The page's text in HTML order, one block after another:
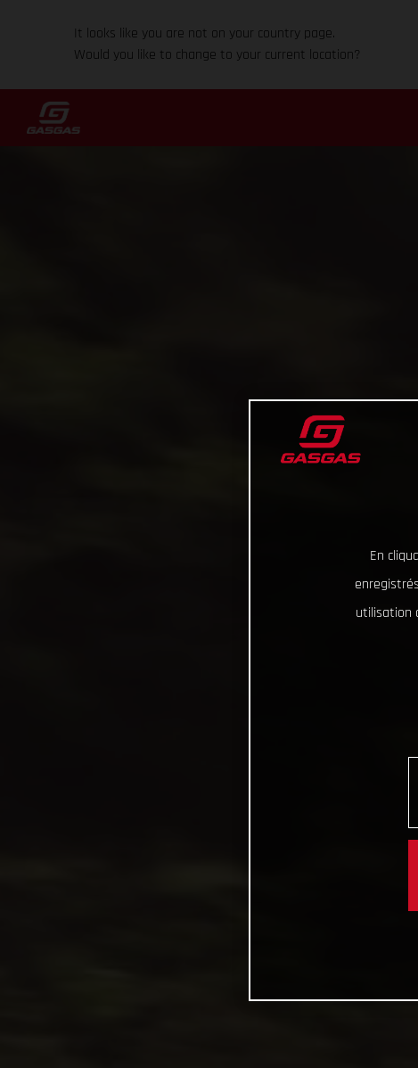
It looks like you are not on your country page.
Would you like to change to your current location?
En
utilisation